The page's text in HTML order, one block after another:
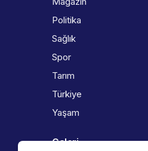
Politika
Sağlık
Spor
Tarım
Türkiye
Yaşam
Galeri